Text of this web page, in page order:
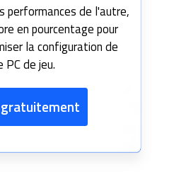
performances de l'autre,
en pourcentage pour
la configuration de
PC de jeu.
gratuitement